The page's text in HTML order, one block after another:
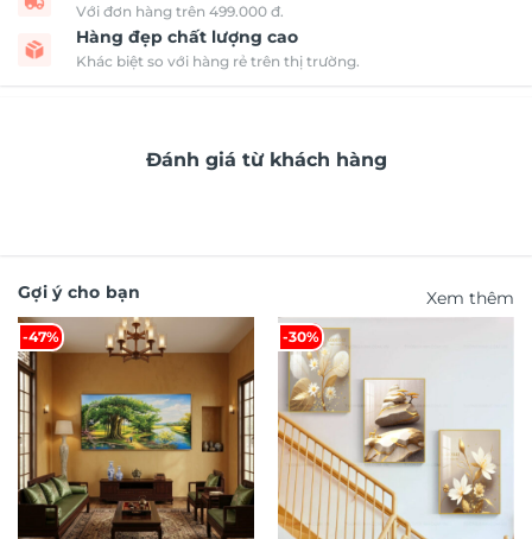
Với đơn hàng trên 499.000 đ.
Hàng đẹp chất lượng cao
Khác biệt so với hàng rẻ trên thị trường.
Đánh giá từ khách hàng
Gợi ý cho bạn Xem thêm
-47% -30%